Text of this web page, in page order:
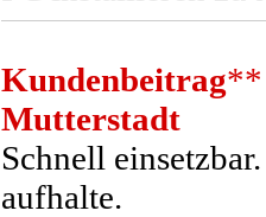
Kundenbeitrag**
Mutterstadt
Schnell
aufhalte.